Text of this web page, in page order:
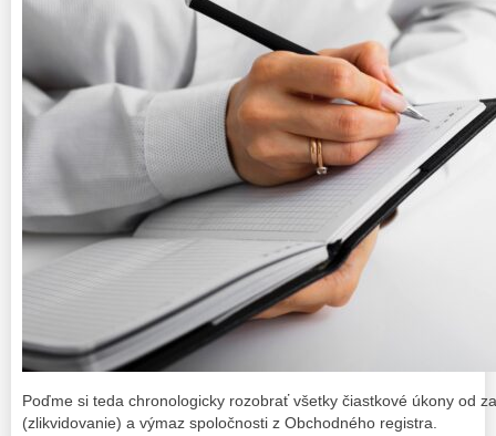
Poďme si teda chronologicky rozobrať všetky čiastkové úkony od
(zlikvidovanie) a výmaz spoločnosti z Obchodného registra.